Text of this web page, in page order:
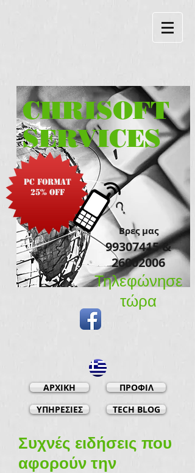
CHRISOFT
SERVICES
​Βρες μας
99307415&
26002006
Τηλεφώνησε
τώρα​
PC Format
25% off
ΑΡΧΙΚΗ
ΥΠΗΡΕΣΙΕΣ
ΠΡΟΦΙΛ
TECH BLOG
Συχνές ειδήσεις που
αφορούν την